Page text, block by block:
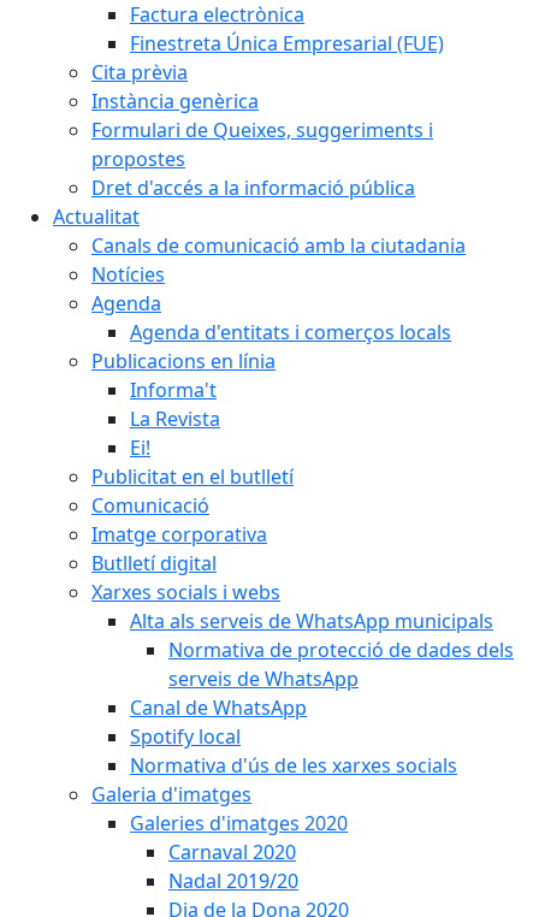
Factura electrònica
Finestreta Única Empresarial (FUE)
Cita prèvia
Instància genèrica
Formulari de Queixes, suggeriments i
propostes
Dret d'accés a la informació pública
Actualitat
Canals de comunicació amb la ciutadania
Notícies
Agenda
Agenda d'entitats i comerços locals
Publicacions en línia
Informa't
La Revista
Ei!
Publicitat en el butlletí
Comunicació
Imatge corporativa
Butlletí digital
Xarxes socials i webs
Alta als serveis de WhatsApp municipals
Normativa de protecció de dades dels
serveis de WhatsApp
Canal de WhatsApp
Spotify local
Normativa d'ús de les xarxes socials
Galeria d'imatges
Galeries d'imatges 2020
Carnaval 2020
Nadal 2019/20
Dia de la Dona 2020